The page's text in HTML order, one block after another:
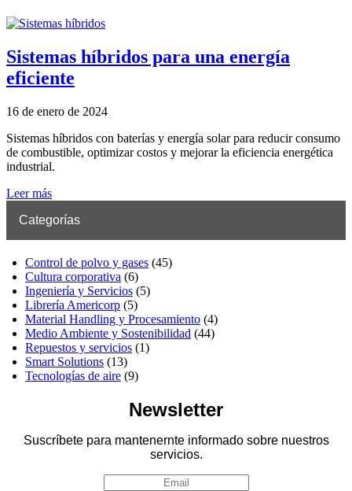
Sistemas híbridos para una energía
eficiente
16 de enero de 2024
Sistemas híbridos con baterías y energía solar para reducir consumo
de combustible, optimizar costos y mejorar la eficiencia energética
industrial.
Leer más
Categorías
Control de polvo y gases (45)
Cultura corporativa (6)
Ingeniería y Servicios (5)
Librería Americorp (5)
Material Handling y Procesamiento (4)
Medio Ambiente y Sostenibilidad (44)
Repuestos y servicios (1)
Smart Solutions (13)
Tecnologías de aire (9)
Newsletter
Suscríbete para mantenernte informado sobre nuestros
servicios.